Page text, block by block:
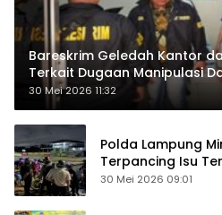
Bareskrim Geledah Kantor
Terkait Dugaan Manipulasi
30 Mei 2026 11:32
Polda Lampung
Terpancing Isu
Keamanan
30 Mei 2026 09:01